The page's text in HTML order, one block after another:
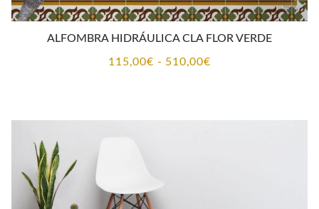
ALFOMBRA HIDRÁULICA CLA FLOR VERDE
115,00€ - 510,00€Rango
desde